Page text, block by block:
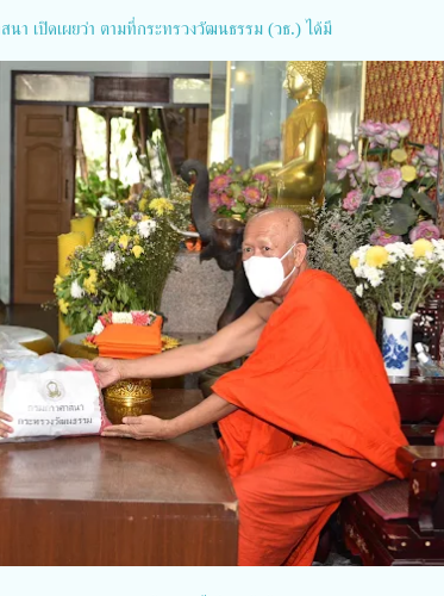
า เปิดเผยว่า ตามที่กระทรวงวัฒนธรรม (วธ.) ได้มี